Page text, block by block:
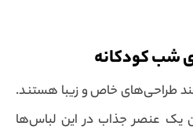
شب کودکانه
طراحی‌های خاص و زیبا هستند.
یک عنصر جذاب در این لباس‌ها